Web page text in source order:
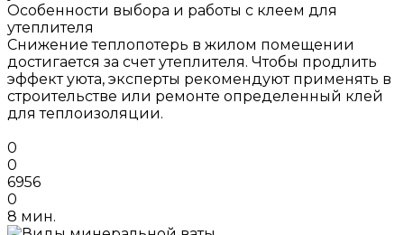
Особенности выбора и работы с клеем для
утеплителя
Снижение теплопотерь в жилом помещении
достигается за счет утеплителя. Чтобы продлить
эффект уюта, эксперты рекомендуют применять в
строительстве или ремонте определенный клей
для теплоизоляции.
0
0
6956
0
8 мин.